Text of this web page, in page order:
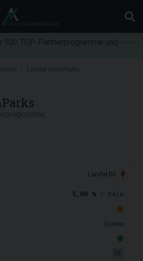
500 TOP-Partnerprogramme und
Landal DE
5,00 % / Sale
Cookie